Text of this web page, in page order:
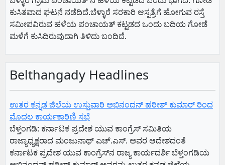
ಕುಸಿತವಾದ ಘಟನೆ ನಡೆದಿದೆ.ಬೆಳ್ಳಾರೆ ಸರಕಾರಿ ಆಸ್ಪತ್ರೆಗೆ ಹೋಗುವ ರಸ್ತೆ
ಸಮೀಪವಿರುವ ಹಳೆಯ ಪಂಚಾಯತ್ ಕಟ್ಟಡದ ಒಂದು ಬದಿಯ ಗೋಡೆ
ಮಳೆಗೆ ಕುಸಿದಿರುವುದಾಗಿ ತಿಳಿದು ಬಂದಿದೆ.
Belthangady Headlines
ಉತರ ಕನ್ನಡ ಜಿಲೆಯ ಉಸ್ತುವಾರಿ ಅಭಿನಂದನ್ ಹರೀಶ್ ಕುಮಾರ್ ರಿಂದ
ಮೊದಲ ಕಾರ್ಯಕಾರಿಣಿ ಸಭೆ
ಬೆಳ್ತಂಗಡಿ: ಕರ್ನಾಟಕ ಪ್ರದೇಶ ಯುವ ಕಾಂಗ್ರೆಸ್ ಸಮಿತಿಯ
ರಾಜ್ಯಾಧ್ಯಕ್ಷರಾದ ಮಂಜುನಾಥ್ ಎಚ್.ಎಸ್. ಅವರ ಆದೇಶದಂತೆ
ಕರ್ನಾಟಕ ಪ್ರದೇಶ ಯುವ ಕಾಂಗ್ರೆಸ್‌ನ ರಾಜ್ಯ ಕಾರ್ಯದರ್ಶಿ ಬೆಳ್ತಂಗಡಿಯ